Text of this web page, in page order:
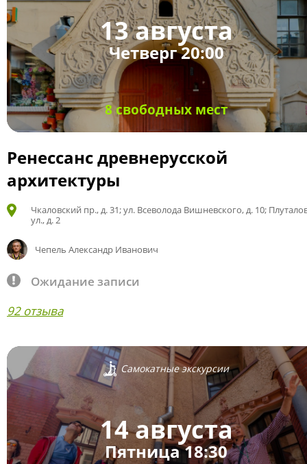
13 августа
Четверг 20:00
8 свободных мест
Ренессанс древнерусской
архитектуры
Чкаловский пр., д. 31; ул. Всеволода Вишневского, д. 10;
ул., д. 2
Чепель Александр Иванович
Ожидание записи
92 отзыва
Самокатные экскурсии
14 августа
Пятница 18:30